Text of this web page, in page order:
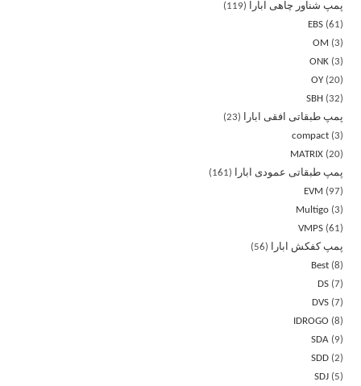
پمپ شناور چاهی ابارا
119
EBS 61
OM
3
ONK 3
OY 20
SBH
32
پمپ طبقاتی افقی ابارا
23
compact 3
MATRIX 20
پمپ طبقاتی عمودی ابارا
161
EVM
97
Multigo 3
VMPS 61
پمپ کفکش ابارا
56
Best 8
DS 7
DVS 7
IDROGO
8
SDA
9
SDD 2
SDJ
5